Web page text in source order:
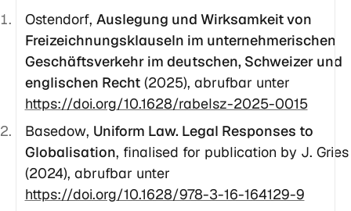
Ostendorf, Auslegung und Wirksamkeit von
Freizeichnungsklauseln im unternehmerischen
Geschäftsverkehr im deutschen, Schweizer und
englischen Recht(2025), abrufbar unter
https://doi.org/10.1628/rabelsz-2025-0015
Basedow, Uniform Law. Legal Responses to
Globalisation, finalised for publication by J. Gries
(2024), abrufbar unter
https://doi.org/10.1628/978-3-16-164129-9